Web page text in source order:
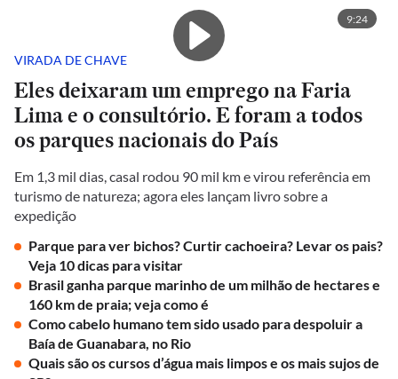
9:24
VIRADA DE CHAVE
Eles deixaram um emprego na Faria
Lima e o consultório. E foram a todos
os parques nacionais do País
Em 1,3 mil dias, casal rodou 90 mil km e virou referência em
turismo de natureza; agora eles lançam livro sobre a
expedição
Parque para ver bichos? Curtir cachoeira? Levar os pais?
Veja 10 dicas para visitar
Brasil ganha parque marinho de um milhão de hectares e
160 km de praia; veja como é
Como cabelo humano tem sido usado para despoluir a
Baía de Guanabara, no Rio
Quais são os cursos d’água mais limpos e os mais sujos de